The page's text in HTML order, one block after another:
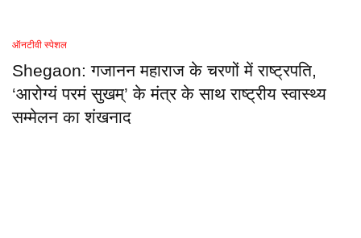
ऑनटीवी स्पेशल
Shegaon: गजानन महाराज के चरणों में राष्ट्रपति,
‘आरोग्यं परमं सुखम्’ के मंत्र के साथ राष्ट्रीय स्वास्थ्य
सम्मेलन का शंखनाद